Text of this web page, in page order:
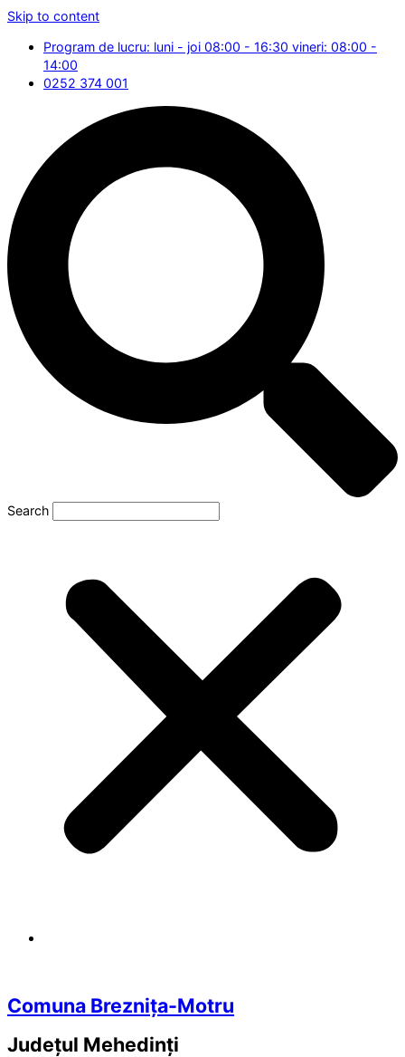
Skip to content
Program de lucru: luni - joi 08:00 - 16:30 vineri: 08:00 -
14:00
0252 374 001
Search
Comuna Breznița-Motru
Județul Mehedinți